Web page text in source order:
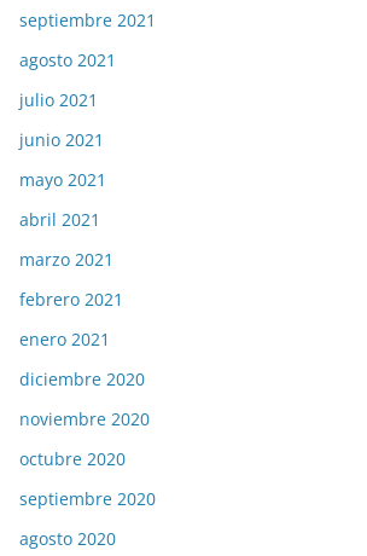
septiembre 2021
agosto 2021
julio 2021
junio 2021
mayo 2021
abril 2021
marzo 2021
febrero 2021
enero 2021
diciembre 2020
noviembre 2020
octubre 2020
septiembre 2020
agosto 2020